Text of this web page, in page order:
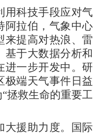
科技手段应对气
阿拉伯，气象中心
来提高对热浪、雷
基于大数据分析和
进一步开发中。研
极端天气事件日益
拯救生命的重要工
援助力度。国际